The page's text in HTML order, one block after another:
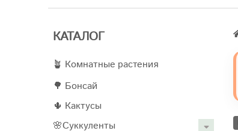
КАТАЛОГ
🪴 Комнатные растения
🌳 Бонсай
🌵 Кактусы
🌸Суккуленты